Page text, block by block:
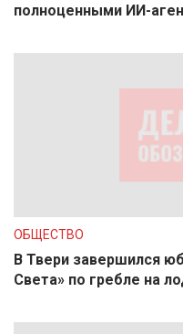
полноценными ИИ-
ОБЩЕСТВО
В Твери завершился
Света» по гребле на